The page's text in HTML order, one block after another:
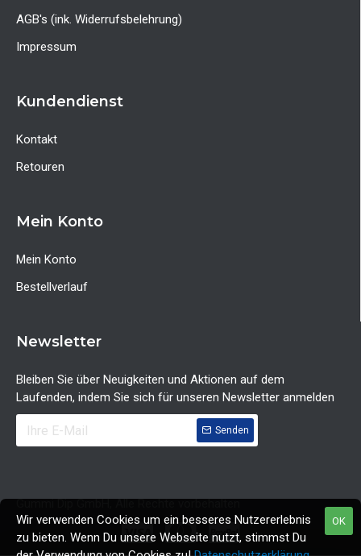
AGB's (ink. Widerrufsbelehrung)
Impressum
Kundendienst
Kontakt
Retouren
Mein Konto
Mein Konto
Bestellverlauf
Newsletter
Bleiben Sie über Neuigkeiten und Aktionen auf dem
Laufenden, indem Sie sich für unseren Newsletter anmelden
Senden
Gummi Dip GmbH, Alle Rechte vorbehalten
OK
Wir verwenden Cookies um ein besseres Nutzererlebnis
zu bieten. Wenn Du unsere Webseite nutzt, stimmst Du